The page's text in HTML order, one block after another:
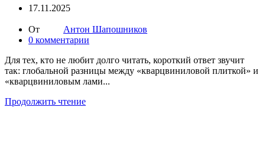
17.11.2025
От
Антон Шапошников
0 комментарии
Для тех, кто не любит долго читать, короткий ответ звучит
так: глобальной разницы между «кварцвиниловой плиткой» и
«кварцвиниловым лами...
Продолжить чтение